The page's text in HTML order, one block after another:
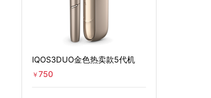
IQOS3DUO金色热卖款5代机
￥ 750